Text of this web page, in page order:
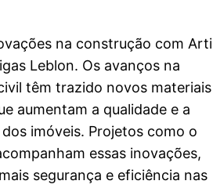
na construção com Arti
Leblon. Os avanços na
têm trazido novos materiais
aumentam a qualidade e a
imóveis. Projetos como o
essas inovações,
segurança e eficiência nas